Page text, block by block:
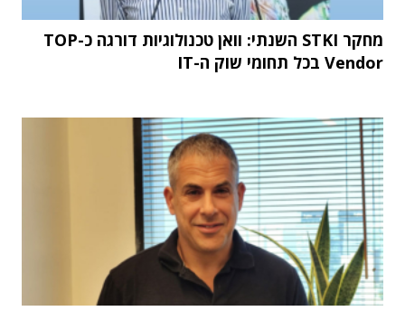
מחקר STKI השנתי: וואן טכנולוגיות דורגה כ-TOP
Vendor בכל תחומי שוק ה-IT